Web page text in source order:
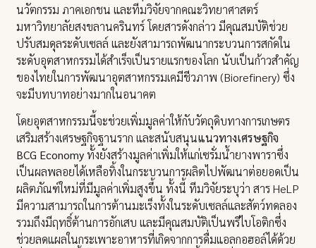
นวัตกรรม ภาคเอกชน และทีมวิจัยจากคณะวิทยาศาสตร์
มหาวิทยาลัยสงขลานครินทร์ โดยสารดังกล่าว มีคุณสมบัติช่วย
ปรับสมดุลระดับเซลล์ และยังสามารถพัฒนากระบวนการสกัดใน
ระดับอุตสาหกรรมได้สำเร็จเป็นรายแรกของโลก นับเป็นก้าวสำคัญ
ของไทยในการพัฒนาอุตสาหกรรมเคมีชีวภาพ (Biorefinery) ซึ่ง
จะมีบทบาทอย่างมากในอนาคต
โดยอุตสาหกรรมนี้จะช่วยเพิ่มมูลค่าให้กับวัตถุดิบทางการเกษตร
เสริมสร้างเศรษฐกิจฐานราก และสนับสนุนแนวทางเศรษฐกิจ
BCG Economy ทั้งยังสร้างมูลค่าเพิ่มให้แก่เซรั่มน้ำยางพาราซึ่ง
เป็นผลพลอยได้เหลือทิ้งในกระบวนการผลิตไปพัฒนาต่อยอดเป็น
ผลิตภัณฑ์ใหม่ที่มีมูลค่าเพิ่มสูงขึ้น ทั้งนี้ ทีมวิจัยระบุว่า สาร HeLP
มีความสามารถในการต้านมะเร็งทั้งในระดับเซลล์และสัตว์ทดลอง
รวมถึงมีฤทธิ์ต้านการอักเสบ และมีคุณสมบัติเป็นพรีไบโอติกซึ่ง
ช่วยลดแผลในกระเพาะอาหารที่เกิดจากการดื่มแอลกอฮอล์ได้ด้วย